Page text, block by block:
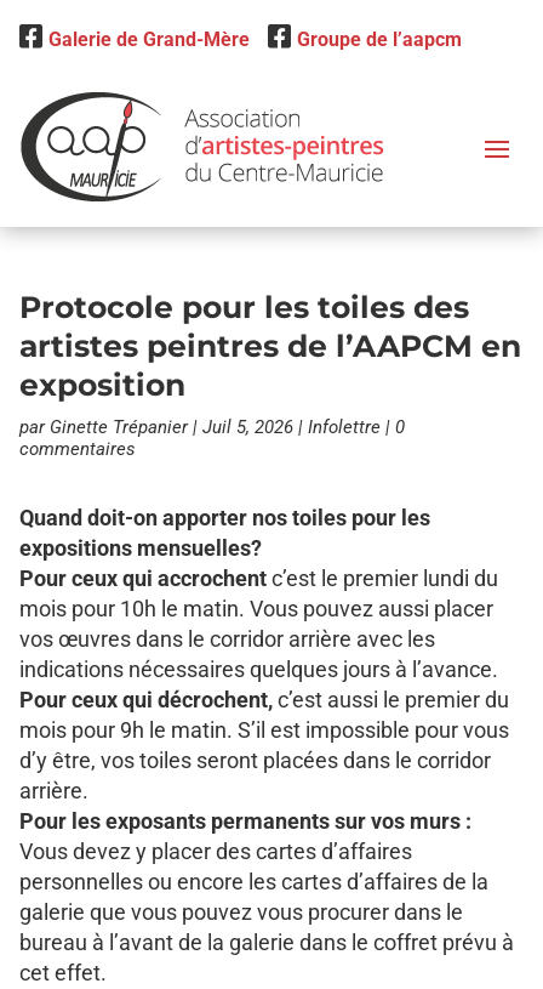
Galerie de Grand-Mère Groupe de l’aapcm
Protocole pour les toiles des
artistes peintres de l’AAPCM en
exposition
par Ginette Trépanier| Juil 5, 2026| Infolettre| 0
commentaires
Quand doit-on apporter nos toiles pour les
expositions mensuelles?
Pour ceux qui accrochentc’est le premier lundi du
mois pour 10h le matin. Vous pouvez aussi placer
vos œuvres dans le corridor arrière avec les
indications nécessaires quelques jours à l’avance.
Pour ceux qui décrochent,c’est aussi le premier du
mois pour 9h le matin. S’il est impossible pour vous
d’y être, vos toiles seront placées dans le corridor
arrière.
Pour les exposants permanents sur vos murs :
Vous devez y placer des cartes d’affaires
personnelles ou encore les cartes d’affaires de la
galerie que vous pouvez vous procurer dans le
bureau à l’avant de la galerie dans le coffret prévu à
cet effet.